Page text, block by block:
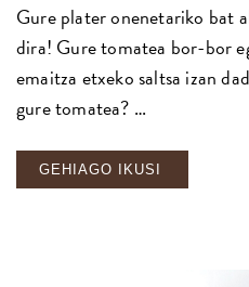
Gure plater onenetariko bat
dira! Gure tomatea bor-bor
emaitza etxeko saltsa izan
gure tomatea? …
GEHIAGO IKUSI